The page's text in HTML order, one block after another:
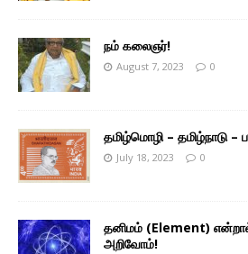
நம் கலைஞர்!
August 7, 2023 0
தமிழ்மொழி – தமிழ்நாடு
July 18, 2023 0
தனிமம் (Element)
அறிவோம்!